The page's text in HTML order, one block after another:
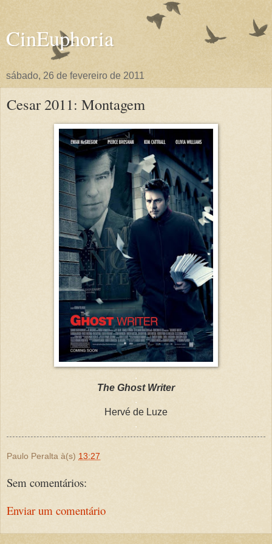
CinEuphoria
sábado, 26 de fevereiro de 2011
Cesar 2011: Montagem
.
The Ghost Writer
.
Hervé de Luze
.
Paulo Peralta à(s) 13:27
Sem comentários:
Enviar um comentário